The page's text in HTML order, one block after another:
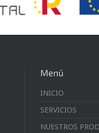
Menú
INICIO
SERVICIOS
NUESTROS